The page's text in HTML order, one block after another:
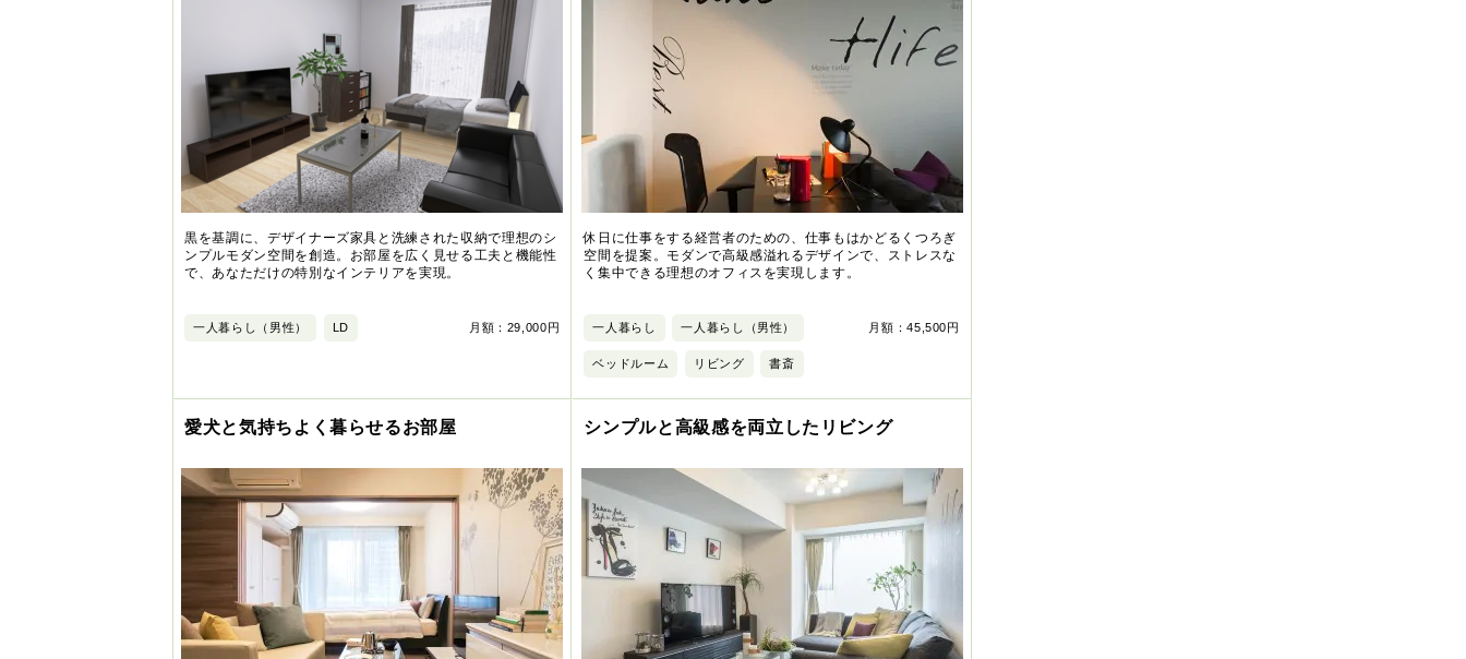
黒を基調に、デザイナーズ家具と洗練された収納で理想のシ
ンプルモダン空間を創造。お部屋を広く見せる工夫と機能性
で、あなただけの特別なインテリアを実現。
月額：29,000円
一人暮らし（男性） LD
休日に仕事をする経営者のための、仕事もはかどるくつろぎ
空間を提案。モダンで高級感溢れるデザインで、ストレスな
く集中できる理想のオフィスを実現します。
月額：45,500円
一人暮らし 一人暮らし（男性）
ベッドルーム リビング 書斎
愛犬と気持ちよく暮らせるお部屋 シンプルと高級感を両立したリビング